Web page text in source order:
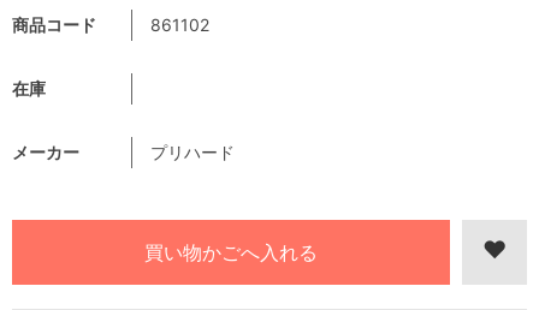
商品コード 861102
在庫
メーカー プリハード